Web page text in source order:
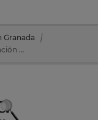
Granada
Convocatoria de 1 plaza: Oposiciones de Educación Social en Motril (Granada)